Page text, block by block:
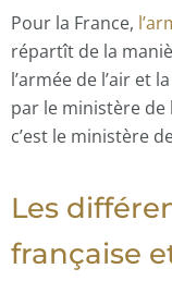
Pour la France,
répartît de la
l’armée de l’air et
par le ministère de
c’est le ministère
Les
française